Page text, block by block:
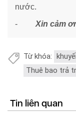
nước.
- Xin cảm
Từ khóa:
Thuê bao trả
Tin liên quan